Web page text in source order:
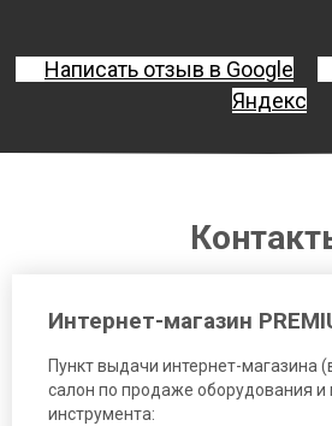
Написать отзыв в Google
Яндекс
Интернет-магазин
Пункт выдачи интернет-магазина
салон по продаже оборудования и
инструмента: